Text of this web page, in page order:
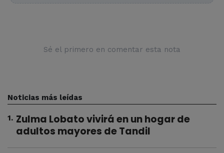
Sé el primero en comentar esta nota
Noticias más leídas
1. Zulma Lobato vivirá en un hogar de
adultos mayores de Tandil